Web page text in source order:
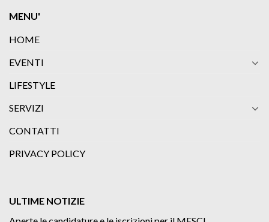
MENU'
HOME
EVENTI
LIFESTYLE
SERVIZI
CONTATTI
PRIVACY POLICY
ULTIME NOTIZIE